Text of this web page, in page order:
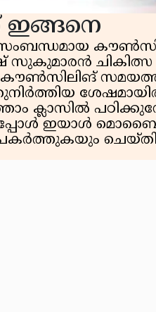
ഇങ്ങനെ
ചികിത്സ
ക്ലാസിൽ
ഇയാൾ